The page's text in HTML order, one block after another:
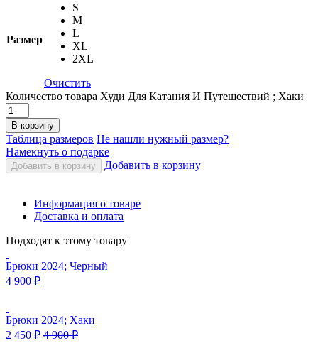
Размер
S
M
L
XL
2XL
Очистить
Количество товара Худи Для Катания И Путешествий ; Хаки
В корзину
Таблица размеров Не нашли нужный размер?
Намекнуть о подарке
Добавить в корзину Добавить в корзину
Информация о товаре
Доставка и оплата
Подходят к этому товару
Брюки 2024; Черный
4 900 ₽
Брюки 2024; Хаки
2 450 ₽ 4 900₽